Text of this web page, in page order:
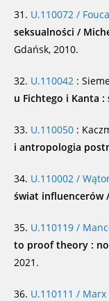
31. U.110072 /
seksualności /
Gdańsk, 2010.
32. U.110042 :
u Fichtego i Kanta
33. U.110050 :
i antropologia
34. U.110002 /
świat influencerów
35. U.110119 /
to proof theory :
2021.
36. U.110111 / Marx